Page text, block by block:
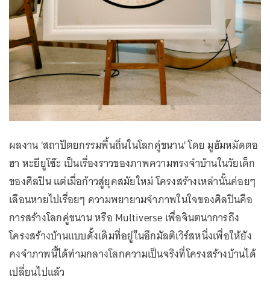
ผลงาน 'สถาปัตยกรรมพื้นถิ่นในโลกคู่ขนาน' โดย มูฮัมหมัดตอ
ฮา หะยียูโซ๊ะ เป็นเรื่องราวของภาพความทรงจำบ้านในวัยเด็ก
ของศิลปิน แต่เมื่อก้าวสู่ยุคสมัยใหม่ โครงสร้างเหล่านั้นค่อยๆ
เลือนหายไปเรื่อยๆ ความพยายามจำภาพในใจของศิลปินคือ
การสร้างโลกคู่ขนาน หรือ Multiverse เพื่อจินตนาการถึง
โครงสร้างบ้านแบบดั้งเดิมที่อยู่ในอีกมัลติเวิร์สหนึ่งเพื่อให้ยัง
คงจำภาพนี้ได้ท่ามกลางโลกความเป็นจริงที่โครงสร้างบ้านได้
เปลี่ยนไปแล้ว